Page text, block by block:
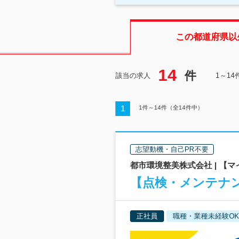
この都道府県以
該当の求人 14 件 1～14
1 1件～ 14件（全14件中）
志望動機・自己PR不要
都市環境整美株式会社 | 【
【点検・メンテ
正社員 職種・業種未経験OK